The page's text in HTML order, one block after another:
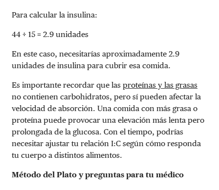
Para calcular la insulina:
44 ÷ 15 = 2.9 unidades
En este caso, necesitarías aproximadamente 2.9
unidades de insulina para cubrir esa comida.
Es importante recordar que las proteínas y las grasas
no contienen carbohidratos, pero sí pueden afectar la
velocidad de absorción. Una comida con más grasa o
proteína puede provocar una elevación más lenta pero
prolongada de la glucosa. Con el tiempo, podrías
necesitar ajustar tu relación I:C según cómo responda
tu cuerpo a distintos alimentos.
Método del Plato y preguntas para tu médico